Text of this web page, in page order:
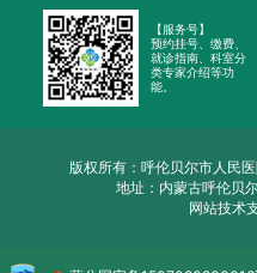
【服务号】
预约挂号、缴费、
就诊指南、科室分
类专家介绍等功
能。
版权所有：呼伦贝尔市人民
地址：内蒙古呼伦贝
网站技术